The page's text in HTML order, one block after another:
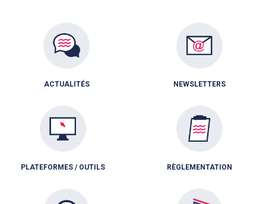
ACTUALITÉS NEWSLETTERS
PLATEFORMES / OUTILS RÈGLEMENTATION